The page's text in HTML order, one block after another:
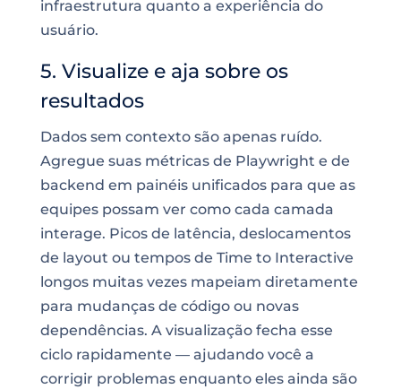
infraestrutura quanto a experiência do
usuário.
5. Visualize e aja sobre os
resultados
Dados sem contexto são apenas ruído.
Agregue suas métricas de Playwright e de
backend em painéis unificados para que as
equipes possam ver como cada camada
interage. Picos de latência, deslocamentos
de layout ou tempos de Time to Interactive
longos muitas vezes mapeiam diretamente
para mudanças de código ou novas
dependências. A visualização fecha esse
ciclo rapidamente — ajudando você a
corrigir problemas enquanto eles ainda são